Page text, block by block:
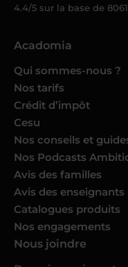
4.4/5 sur la base de 8061
Acadomia
Qui sommes-nous ?
Nos tarifs
Crédit d’impôt
Cesu
Nos conseils et
Nos Podcasts
Avis des familles
Avis des enseignants
Catalogues produits
Nos engagements
Nous joindre